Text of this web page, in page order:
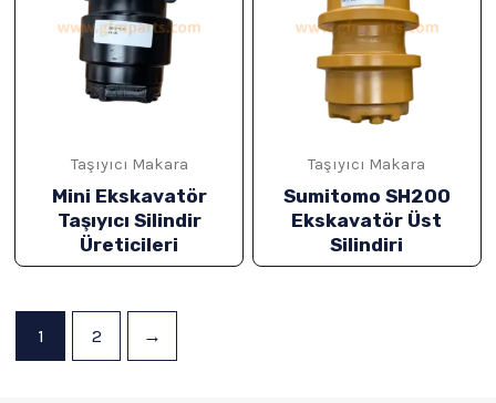
Taşıyıcı Makara
Mini Ekskavatör
Taşıyıcı Silindir
Üreticileri
Taşıyıcı Makara
Sumitomo SH200
Ekskavatör Üst
Silindiri
1 2 →